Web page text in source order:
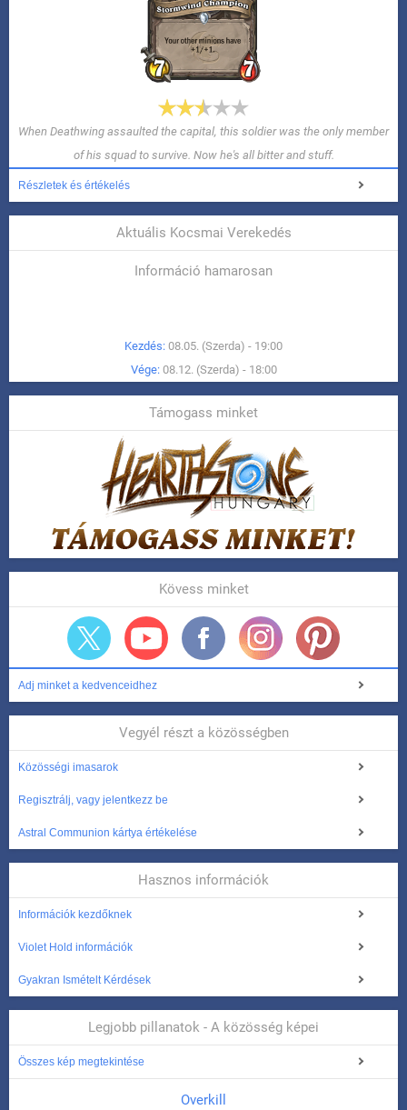
When Deathwing assaulted the capital, this soldier was the only member
of his squad to survive. Now he's all bitter and stuff.
Részletek és értékelés
Aktuális Kocsmai Verekedés
Információ hamarosan
Kezdés: 08.05. (Szerda) - 19:00
Vége: 08.12. (Szerda) - 18:00
Támogass minket
Kövess minket
Adj minket a kedvenceidhez
Vegyél részt a közösségben
Közösségi imasarok
Regisztrálj, vagy jelentkezz be
Astral Communion kártya értékelése
Hasznos információk
Információk kezdőknek
Violet Hold információk
Gyakran Ismételt Kérdések
Legjobb pillanatok - A közösség képei
Összes kép megtekintése
Overkill